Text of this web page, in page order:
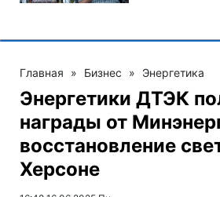
Главная » Бизнес » Энергетика
Энергетики ДТЭК
награды от
восстановление
Херсоне